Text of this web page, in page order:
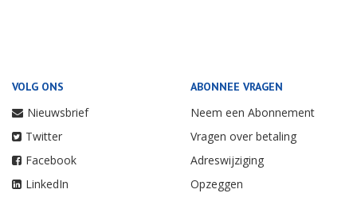
VOLG ONS
Nieuwsbrief
Twitter
Facebook
LinkedIn
ABONNEE VRAGEN
Neem een Abonnement
Vragen over betaling
Adreswijziging
Opzeggen